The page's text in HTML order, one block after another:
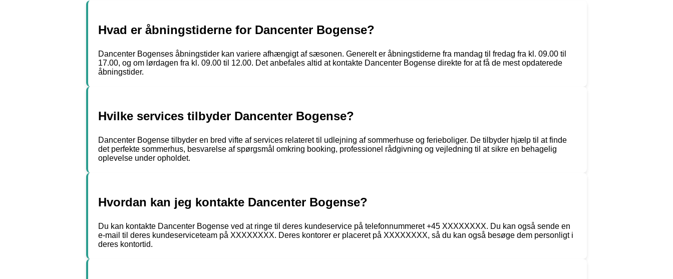
Hvad er åbningstiderne for Dancenter Bogense?
Dancenter Bogenses åbningstider kan variere afhængigt af sæsonen. Generelt er åbningstiderne fra mandag til fredag fra kl. 09.00 til
17.00, og om lørdagen fra kl. 09.00 til 12.00. Det anbefales altid at kontakte Dancenter Bogense direkte for at få de mest opdaterede
åbningstider.
Hvilke services tilbyder Dancenter Bogense?
Dancenter Bogense tilbyder en bred vifte af services relateret til udlejning af sommerhuse og ferieboliger. De tilbyder hjælp til at finde
det perfekte sommerhus, besvarelse af spørgsmål omkring booking, professionel rådgivning og vejledning til at sikre en behagelig
oplevelse under opholdet.
Hvordan kan jeg kontakte Dancenter Bogense?
Du kan kontakte Dancenter Bogense ved at ringe til deres kundeservice på telefonnummeret +45 XXXXXXXX. Du kan også sende en
e-mail til deres kundeserviceteam på XXXXXXXX. Deres kontorer er placeret på XXXXXXXX, så du kan også besøge dem personligt i
deres kontortid.